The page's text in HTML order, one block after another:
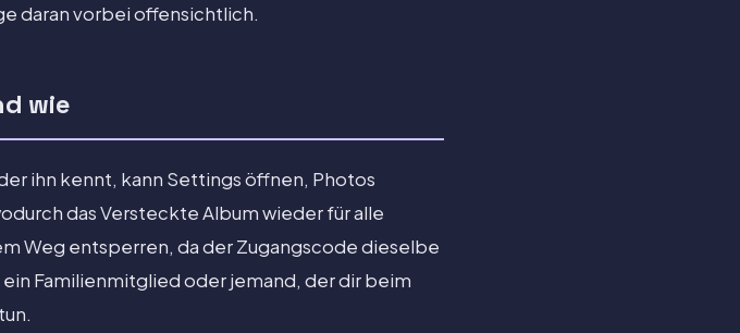
daran vorbei offensichtlich.
wie
ihn kennt, kann Settings öffnen, Photos
das Versteckte Album wieder für alle
Weg entsperren, da der Zugangscode dieselbe
Familienmitglied oder jemand, der dir beim